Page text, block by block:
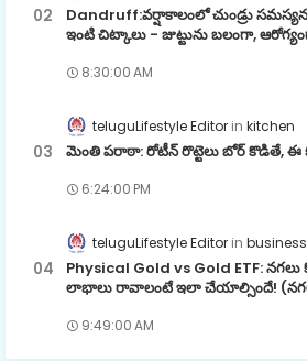
Dandruff:వర్షాకాలంలో చుండ్రు
ఇంటి చిట్కాలు - జుట్టును బలంగా,
8:30:00 AM
teluguLifestyle Editor kitchen
మెంతి పరాఠా: రోటీన్ రొట్టెలు బోర్ కొడితే, ఈ
6:24:00 PM
teluguLifestyle Editor business
Physical Gold vs Gold ETF:
లాభాలు రావాలంటే ఇలా చేయాల్సిందే!
9:49:00 AM